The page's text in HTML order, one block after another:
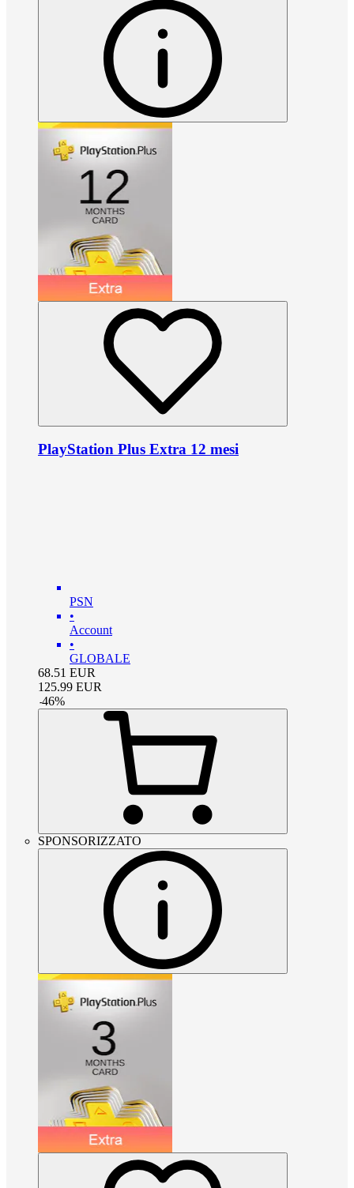
PlayStation Plus Extra 12 mesi
PSN
•
Account
•
GLOBALE
68.51 EUR
125.99 EUR
-46%
SPONSORIZZATO